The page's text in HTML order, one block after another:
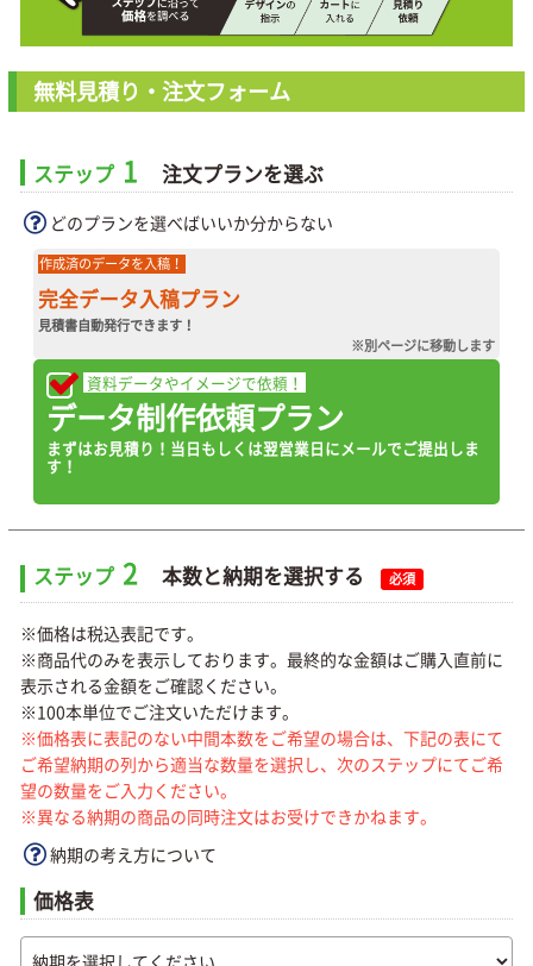
無料見積り・注文フォーム
ステップ 1 注文プランを選ぶ
どのプランを選べばいいか分からない
作成済のデータを入稿！
完全データ入稿プラン
見積書自動発行できます！
※別ページに移動します
資料データやイメージで依頼！
データ制作依頼プラン
まずはお見積り！当日もしくは翌営業日にメールでご提出しま
す！
ステップ 2 本数と納期を選択する 必須
※価格は税込表記です。
※商品代のみを表示しております。最終的な金額はご購入直前に
表示される金額をご確認ください。
※100本単位でご注文いただけます。
※価格表に表記のない中間本数をご希望の場合は、下記の表にて
ご希望納期の列から適当な数量を選択し、次のステップにてご希
望の数量をご入力ください。
※異なる納期の商品の同時注文はお受けできかねます。
納期の考え方について
価格表